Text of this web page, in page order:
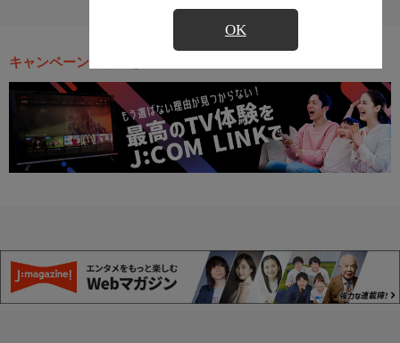
OK
キャンペーン・お得な情報